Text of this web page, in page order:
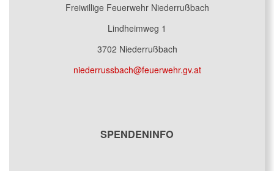
Freiwillige Feuerwehr Niederrußbach
Lindheimweg 1
3702 Niederrußbach
niederrussbach@feuerwehr.gv.at
SPENDENINFO